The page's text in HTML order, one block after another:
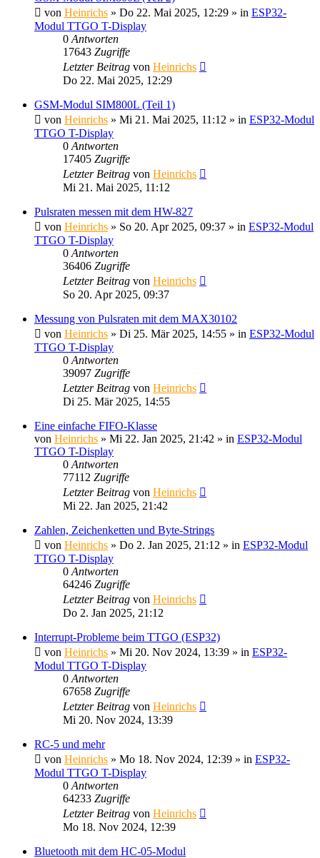
von Heinrichs » Do 22. Mai 2025, 12:29 » in ESP32-
Modul TTGO T-Display
0 Antworten
17643 Zugriffe
Letzter Beitrag von Heinrichs
Do 22. Mai 2025, 12:29
GSM-Modul SIM800L (Teil 1)
von Heinrichs » Mi 21. Mai 2025, 11:12 » in ESP32-Modul
TTGO T-Display
0 Antworten
17405 Zugriffe
Letzter Beitrag von Heinrichs
Mi 21. Mai 2025, 11:12
Pulsraten messen mit dem HW-827
von Heinrichs » So 20. Apr 2025, 09:37 » in ESP32-Modul
TTGO T-Display
0 Antworten
36406 Zugriffe
Letzter Beitrag von Heinrichs
So 20. Apr 2025, 09:37
Messung von Pulsraten mit dem MAX30102
von Heinrichs » Di 25. Mär 2025, 14:55 » in ESP32-Modul
TTGO T-Display
0 Antworten
39097 Zugriffe
Letzter Beitrag von Heinrichs
Di 25. Mär 2025, 14:55
Eine einfache FIFO-Klasse
von Heinrichs » Mi 22. Jan 2025, 21:42 » in ESP32-Modul
TTGO T-Display
0 Antworten
77112 Zugriffe
Letzter Beitrag von Heinrichs
Mi 22. Jan 2025, 21:42
Zahlen, Zeichenketten und Byte-Strings
von Heinrichs » Do 2. Jan 2025, 21:12 » in ESP32-Modul
TTGO T-Display
0 Antworten
64246 Zugriffe
Letzter Beitrag von Heinrichs
Do 2. Jan 2025, 21:12
Interrupt-Probleme beim TTGO (ESP32)
von Heinrichs » Mi 20. Nov 2024, 13:39 » in ESP32-
Modul TTGO T-Display
0 Antworten
67658 Zugriffe
Letzter Beitrag von Heinrichs
Mi 20. Nov 2024, 13:39
RC-5 und mehr
von Heinrichs » Mo 18. Nov 2024, 12:39 » in ESP32-
Modul TTGO T-Display
0 Antworten
64233 Zugriffe
Letzter Beitrag von Heinrichs
Mo 18. Nov 2024, 12:39
Bluetooth mit dem HC-05-Modul